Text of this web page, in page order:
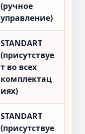
(ручное
управление)
STANDART
(присутствуе
т во всех
комплектац
иях)
STANDART
(присутствуе